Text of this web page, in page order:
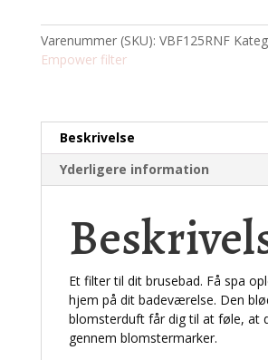
-
Rainforest
mist
Varenummer (SKU): VBF125RNF
Empower filter
Beskrivelse
Yderligere information
Et filter til dit brusebad. Få spa
hjem på dit badeværelse. Den
blomsterduft får dig til at føle, at
gennem blomstermarker.